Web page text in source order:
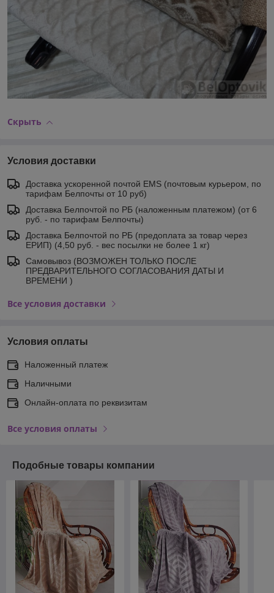
Скрыть
Условия доставки
Доставка ускоренной почтой EMS (почтовым курьером, по
тарифам Белпочты от 10 руб)
Доставка Белпочтой по РБ (наложенным платежом) (от 6
руб. - по тарифам Белпочты)
Доставка Белпочтой по РБ (предоплата за товар через
ЕРИП) (4,50 руб. - вес посылки не более 1 кг)
Самовывоз (ВОЗМОЖЕН ТОЛЬКО ПОСЛЕ
ПРЕДВАРИТЕЛЬНОГО СОГЛАСОВАНИЯ ДАТЫ И
ВРЕМЕНИ )
Все условия доставки
Условия оплаты
Наложенный платеж
Наличными
Онлайн-оплата по реквизитам
Все условия оплаты
Подобные товары компании